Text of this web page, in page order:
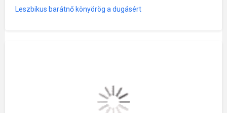
Leszbikus barátnő könyörög a dugásért